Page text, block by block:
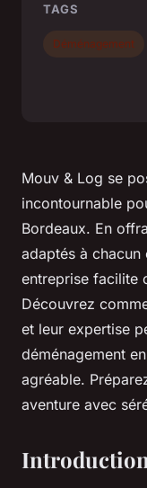
Mouv & Log se
incontournable
Bordeaux. En
adaptés à
entreprise facilite
Découvrez
et leur expertise
déménagement
agréable.
aventure avec
TAGS
Déménagement